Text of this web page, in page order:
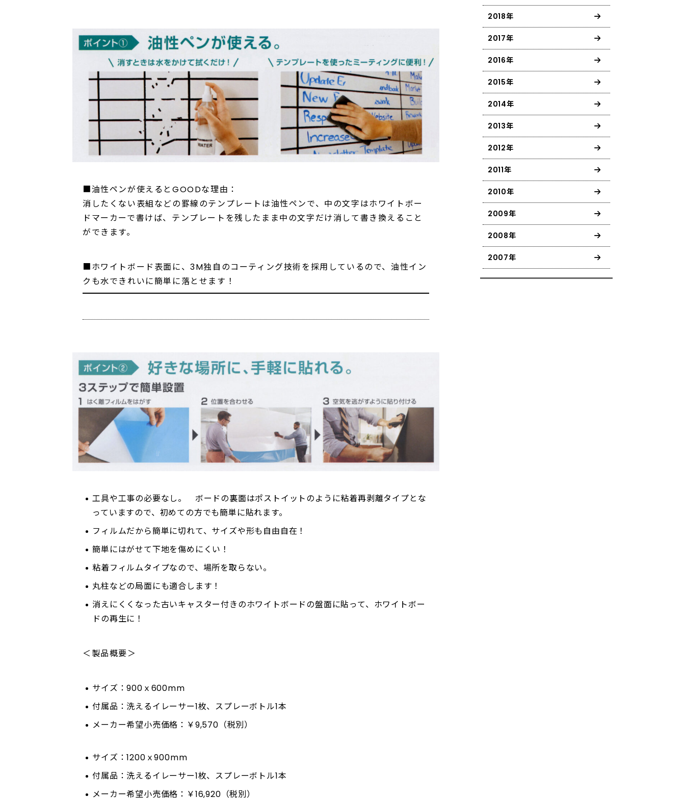
■油性ペンが使えるとGOODな理由：
消したくない表組などの罫線のテンプレートは油性ペンで、中の文字はホワイトボー
ドマーカーで書けば、テンプレートを残したまま中の文字だけ消して書き換えること
ができます。
■ホワイトボード表面に、3M独自のコーティング技術を採用しているので、油性イン
クも水できれいに簡単に落とせます！
工具や工事の必要なし。 ボードの裏面はポストイットのように粘着再剥離タイプとな
っていますので、初めての方でも簡単に貼れます。
フィルムだから簡単に切れて、サイズや形も自由自在！
簡単にはがせて下地を傷めにくい！
粘着フィルムタイプなので、場所を取らない。
丸柱などの局面にも適合します！
消えにくくなった古いキャスター付きのホワイトボードの盤面に貼って、ホワイトボー
ドの再生に！
＜製品概要＞
サイズ：900ｘ600mm
付属品：洗えるイレーサー1枚、スプレーボトル1本
メーカー希望小売価格：￥9,570（税別）
サイズ：1200ｘ900mm
付属品：洗えるイレーサー1枚、スプレーボトル1本
メーカー希望小売価格：￥16,920（税別）
2018年
2017年
2016年
2015年
2014年
2013年
2012年
2011年
2010年
2009年
2008年
2007年